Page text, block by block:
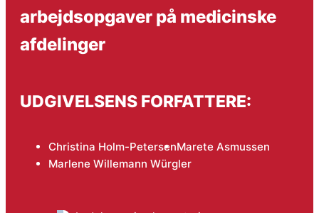
arbejdsopgaver på medicinske
afdelinger
UDGIVELSENS FORFATTERE:
Christina Holm-PetersenMarete Asmussen
Marlene Willemann Würgler